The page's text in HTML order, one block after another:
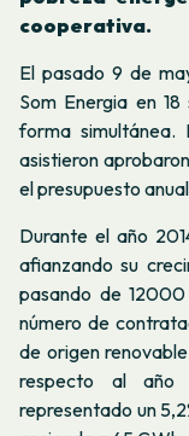
cooperativa.
El pasado 9 de
Som Energia en
forma
asistieron
el presupuesto
Durante el año
afianzando su
pasando de
número de
de origen
respecto al año
representado un